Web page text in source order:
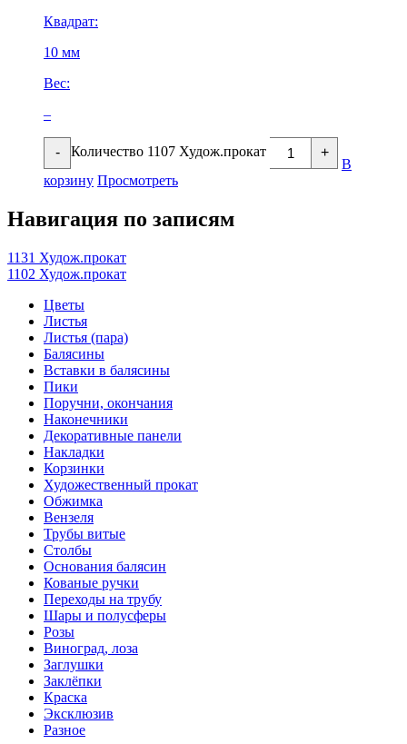
Квадрат:
10 мм
Вес:
–
- Количество 1107 Худож.прокат +
В
корзину Просмотреть
Навигация по записям
1131 Худож.прокат
1102 Худож.прокат
Цветы
Листья
Листья (пара)
Балясины
Вставки в балясины
Пики
Поручни, окончания
Наконечники
Декоративные панели
Накладки
Корзинки
Художественный прокат
Обжимка
Вензеля
Трубы витые
Столбы
Основания балясин
Кованые ручки
Переходы на трубу
Шары и полусферы
Розы
Виноград, лоза
Заглушки
Заклёпки
Краска
Эксклюзив
Разное